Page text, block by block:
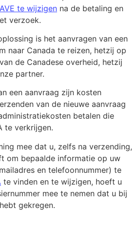
te wijzigen na de betaling en
verzoek.
is het aanvragen van een
naar Canada te reizen, hetzij op
de Canadese overheid, hetzij
partner.
een aanvraag zijn kosten
van de nieuwe aanvraag
betalen die
te verkrijgen.
mee dat u, zelfs na verzending,
om bepaalde informatie op uw
en telefoonnummer) te
te vinden en te wijzigen, hoeft u
mee te nemen dat u bij
gekregen.